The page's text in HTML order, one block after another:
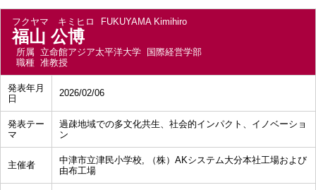
フクヤマ キミヒロ FUKUYAMA Kimihiro
福山 公博
所属 立命館アジア太平洋大学 国際経営学部
職種 准教授
発表年月
日
2026/02/06
発表テー
マ
過疎地域での多文化共生、社会的インパクト、イノベーショ
ン
主催者
中津市立津民小学校, （株）AKシステム大分本社工場および
由布工場